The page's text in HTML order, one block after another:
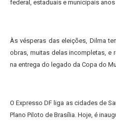
federal, estaduais e municipais anos
Às vésperas das eleições, Dilma
obras, muitas delas incompletas, e
na entrega do legado da Copa do
O Expresso DF liga as cidades de
Plano Piloto de Brasília. Hoje, é